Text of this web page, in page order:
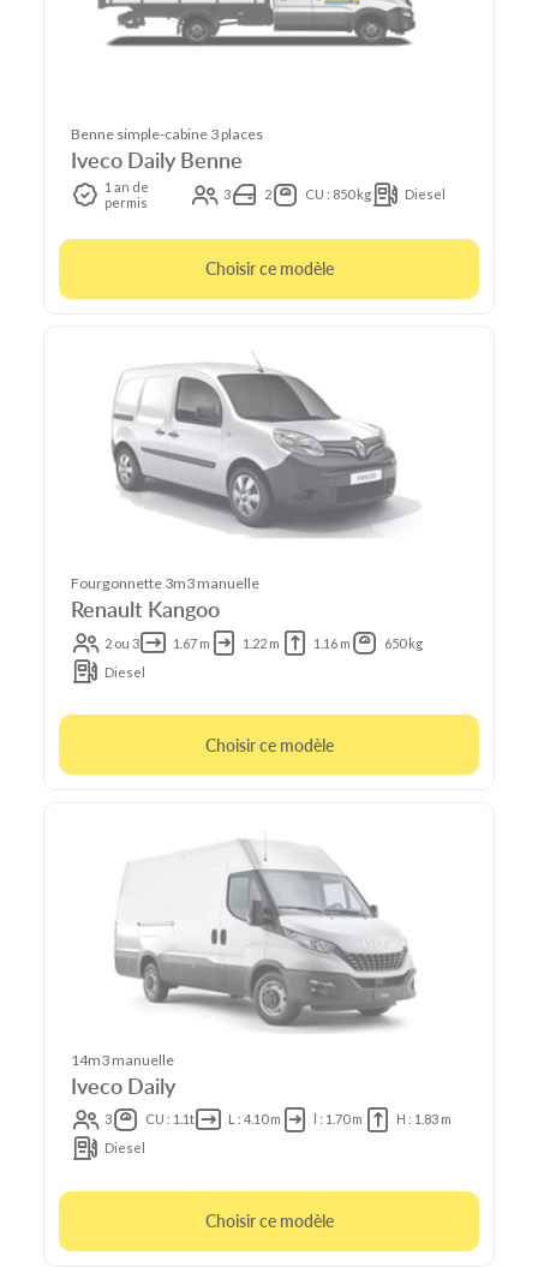
Benne simple-cabine 3 places
Iveco Daily Benne
1 an de
permis
3 2 CU : 850 kg Diesel
Choisir ce modèle
Fourgonnette 3m3 manuelle
Renault Kangoo
2 ou 3 1.67 m 1.22 m 1.16 m
650 kg
Diesel
Choisir ce modèle
14m3 manuelle
Iveco Daily
3 CU : 1.1t L : 4.10 m l : 1.70 m
H : 1.83 m
Diesel
Choisir ce modèle